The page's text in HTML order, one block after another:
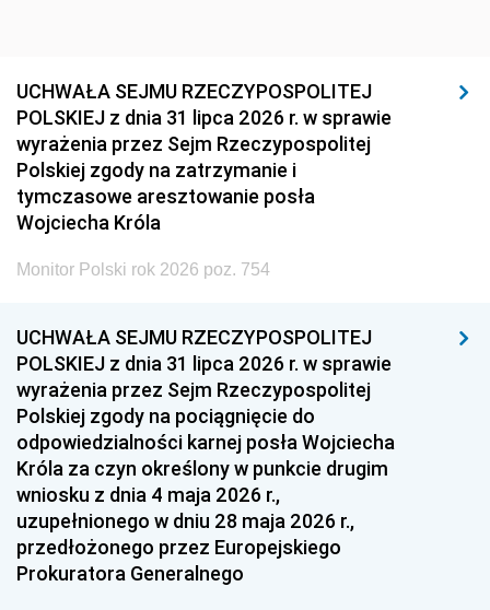
UCHWAŁA SEJMU RZECZYPOSPOLITEJ
POLSKIEJ z dnia 31 lipca 2026 r. w sprawie
wyrażenia przez Sejm Rzeczypospolitej
Polskiej zgody na zatrzymanie i
tymczasowe aresztowanie posła
Wojciecha Króla
Monitor Polski rok 2026 poz. 754
UCHWAŁA SEJMU RZECZYPOSPOLITEJ
POLSKIEJ z dnia 31 lipca 2026 r. w sprawie
wyrażenia przez Sejm Rzeczypospolitej
Polskiej zgody na pociągnięcie do
odpowiedzialności karnej posła Wojciecha
Króla za czyn określony w punkcie drugim
wniosku z dnia 4 maja 2026 r.,
uzupełnionego w dniu 28 maja 2026 r.,
przedłożonego przez Europejskiego
Prokuratora Generalnego